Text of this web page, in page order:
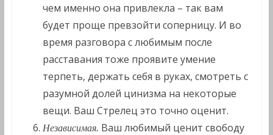
чем именно она привлекла – так вам
будет проще превзойти соперницу. И во
время разговора с любимым после
расставания тоже проявите умение
терпеть, держать себя в руках, смотреть с
разумной долей цинизма на некоторые
вещи. Ваш Стрелец это точно оценит.
Независимая. Ваш любимый ценит свободу